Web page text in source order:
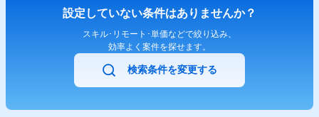
設定していない条件はありませんか？
スキル･リモート･単価などで絞り込み、
効率よく案件を探せます。
検索条件を変更する